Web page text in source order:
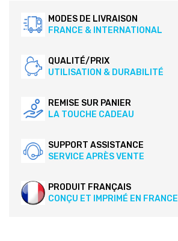
MODES DE LIVRAISON
FRANCE & INTERNATIONAL
QUALITÉ/PRIX
UTILISATION & DURABILITÉ
REMISE SUR PANIER
LA TOUCHE CADEAU
SUPPORT ASSISTANCE
SERVICE APRÈS VENTE
PRODUIT FRANÇAIS
CONÇU ET IMPRIMÉ EN FRANCE